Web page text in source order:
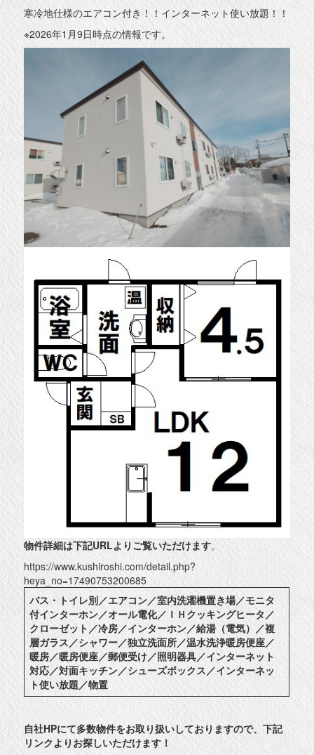
寒冷地仕様のエアコン付き！！インターネット使い放題！！
※2026年1月9日時点の情報です。
物件詳細は下記URLよりご覧いただけます。
https://www.kushiroshi.com/detail.php?
heya_no=17490753200685
バス・トイレ別／エアコン／室内洗濯機置き場／モニタ
付インターホン／オール電化／ＩＨクッキングヒータ／
クローゼット／冷房／インターホン／給湯（電気）／複
層ガラス／シャワー／独立洗面所／温水洗浄暖房便座／
暖房／暖房便座／郵便受け／照明器具／インターネット
対応／対面キッチン／シューズボックス／インターネッ
ト使い放題／物置
自社HPにて多数物件をお取り扱いしておりますので、下記
リンクよりお探しいただけます！